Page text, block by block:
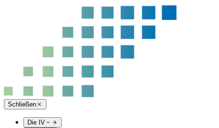
Schließen
Die IV